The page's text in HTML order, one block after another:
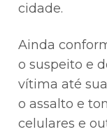
cidade.
Ainda
o suspeito e
vítima até
o assalto e
celulares e